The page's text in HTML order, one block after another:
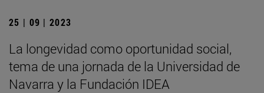
25 | 09 | 2023
La longevidad como oportunidad social,
tema de una jornada de la Universidad de
Navarra y la Fundación IDEA